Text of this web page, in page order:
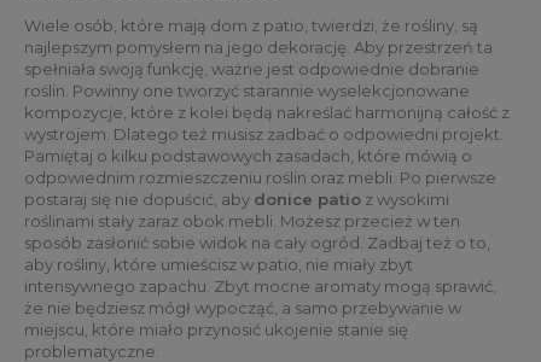
Wiele osób, które mają dom z patio, twierdzi, że rośliny, są
najlepszym pomysłem na jego dekorację. Aby przestrzeń ta
spełniała swoją funkcję, ważne jest odpowiednie dobranie
roślin. Powinny one tworzyć starannie wyselekcjonowane
kompozycje, które z kolei będą nakreślać harmonijną całość z
wystrojem. Dlatego też musisz zadbać o odpowiedni projekt.
Pamiętaj o kilku podstawowych zasadach, które mówią o
odpowiednim rozmieszczeniu roślin oraz mebli. Po pierwsze
postaraj się nie dopuścić, aby donice patio z wysokimi
roślinami stały zaraz obok mebli. Możesz przecież w ten
sposób zasłonić sobie widok na cały ogród. Zadbaj też o to,
aby rośliny, które umieścisz w patio, nie miały zbyt
intensywnego zapachu. Zbyt mocne aromaty mogą sprawić,
że nie będziesz mógł wypocząć, a samo przebywanie w
miejscu, które miało przynosić ukojenie stanie się
problematyczne.